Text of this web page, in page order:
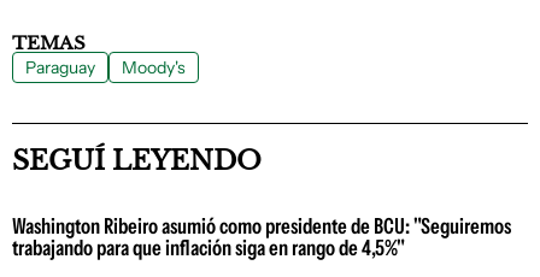
TEMAS
Paraguay Moody's
SEGUÍ LEYENDO
Washington Ribeiro asumió como presidente de BCU: "Seguiremos
trabajando para que inflación siga en rango de 4,5%"